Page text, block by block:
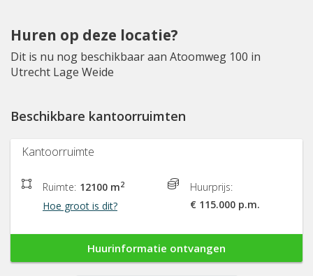
Huren op deze locatie?
Dit is nu nog beschikbaar aan Atoomweg 100 in
Utrecht Lage Weide
Beschikbare kantoorruimten
Kantoorruimte
Ruimte: 12100 m2
Hoe groot is dit?
Huurprijs:
€ 115.000 p.m.
Huurinformatie ontvangen